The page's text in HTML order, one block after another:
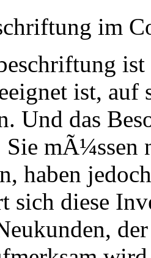
im
ist, auf
Und das
Sie mÃ¼ssen
haben
sich diese